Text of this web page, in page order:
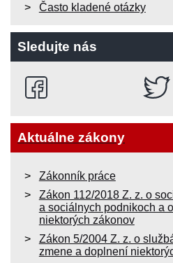
Často kladené otázky
Sledujte nás
Aktuálne zákony
Zákonník práce
Zákon 112/2018 Z. z. o
a sociálnych podnikoch a
niektorých zákonov
Zákon 5/2004 Z. z. o
zmene a doplnení